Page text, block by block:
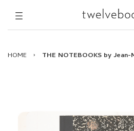
HOME › THE NOTEBOOKS by